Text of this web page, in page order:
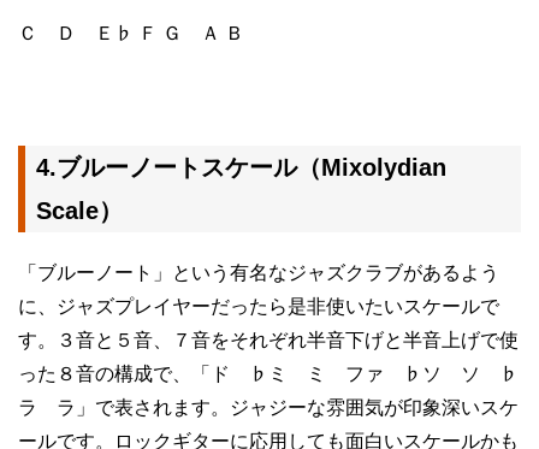
Ｃ Ｄ Ｅ♭ Ｆ Ｇ Ａ Ｂ
4.ブルーノートスケール（Mixolydian
Scale）
「ブルーノート」という有名なジャズクラブがあるよう
に、ジャズプレイヤーだったら是非使いたいスケールで
す。３音と５音、７音をそれぞれ半音下げと半音上げで使
った８音の構成で、「ド ♭ミ ミ ファ ♭ソ ソ ♭
ラ ラ」で表されます。ジャジーな雰囲気が印象深いスケ
ールです。ロックギターに応用しても面白いスケールかも